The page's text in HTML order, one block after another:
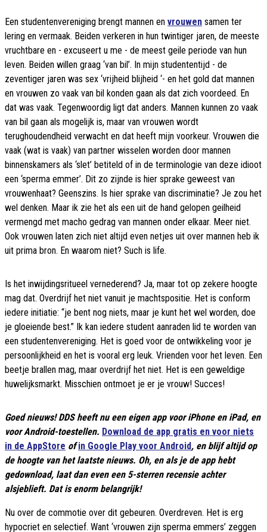
Een studentenvereniging brengt mannen en vrouwen samen ter
lering en vermaak. Beiden verkeren in hun twintiger jaren, de meeste
vruchtbare en - excuseert u me - de meest geile periode van hun
leven. Beiden willen graag ‘van bil’. In mijn studententijd - de
zeventiger jaren was sex ‘vrijheid blijheid ‘- en het gold dat mannen
en vrouwen zo vaak van bil konden gaan als dat zich voordeed. En
dat was vaak. Tegenwoordig ligt dat anders. Mannen kunnen zo vaak
van bil gaan als mogelijk is, maar van vrouwen wordt
terughoudendheid verwacht en dat heeft mijn voorkeur. Vrouwen die
vaak (wat is vaak) van partner wisselen worden door mannen
binnenskamers als ‘slet’ betiteld of in de terminologie van deze idioot
een ‘sperma emmer’. Dit zo zijnde is hier sprake geweest van
vrouwenhaat? Geenszins. Is hier sprake van discriminatie? Je zou het
wel denken. Maar ik zie het als een uit de hand gelopen geilheid
vermengd met macho gedrag van mannen onder elkaar. Meer niet.
Ook vrouwen laten zich niet altijd even netjes uit over mannen heb ik
uit prima bron. En waarom niet? Such is life.
Is het inwijdingsritueel vernederend? Ja, maar tot op zekere hoogte
mag dat. Overdrijf het niet vanuit je machtspositie. Het is conform
iedere initiatie: “je bent nog niets, maar je kunt het wel worden, doe
je gloeiende best.” Ik kan iedere student aanraden lid te worden van
een studentenvereniging. Het is goed voor de ontwikkeling voor je
persoonlijkheid en het is vooral erg leuk. Vrienden voor het leven. Een
beetje brallen mag, maar overdrijf het niet. Het is een geweldige
huwelijksmarkt. Misschien ontmoet je er je vrouw! Succes!
Goed nieuws! DDS heeft nu een eigen app voor iPhone en iPad, en
voor Android-toestellen. Download de app gratis en voor niets
in de AppStore ofin Google Play voor Android, en blijf altijd op
de hoogte van het laatste nieuws. Oh, en als je de app hebt
gedownload, laat dan even een 5-sterren recensie achter
alsjeblieft. Dat is enorm belangrijk!
Nu over de commotie over dit gebeuren. Overdreven. Het is erg
hypocriet en selectief. Want ‘vrouwen zijn sperma emmers’ zeggen